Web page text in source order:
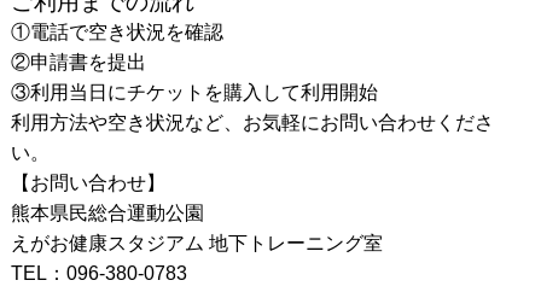
①電話で空き状況を確認
②申請書を提出
③利用当日にチケットを購入して利用開始
利用方法や空き状況など、お気軽にお問い合わせくださ
い。
【お問い合わせ】
熊本県民総合運動公園
えがお健康スタジアム 地下トレーニング室
TEL：096-380-0783